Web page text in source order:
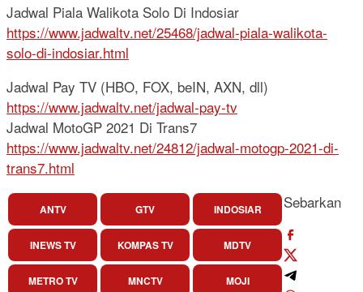
Jadwal Piala Walikota Solo Di Indosiar
https://www.jadwaltv.net/25468/jadwal-piala-walikota-
solo-di-indosiar.html
Jadwal Pay TV (HBO, FOX, beIN, AXN, dll)
https://www.jadwaltv.net/jadwal-pay-tv
Jadwal MotoGP 2021 Di Trans7
https://www.jadwaltv.net/24812/jadwal-motogp-2021-di-
trans7.html
ANTV GTV INDOSIAR
INEWS TV KOMPAS TV MDTV
METRO TV MNCTV MOJI
Sebarkan